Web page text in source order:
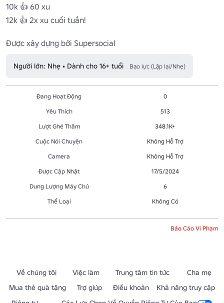
10k 👍 60 xu
12k 👍 2x xu cuối tuần!
Được xây dựng bởi Supersocial
Người lớn: Nhẹ • Dành cho 16+ tuổi Bạo lực (Lặp lại/Nhẹ)
Đang Hoạt Động
0
Yêu Thích
513
Lượt Ghé Thăm
348.1K+
Cuộc Nói Chuyện
Không Hỗ Trợ
Camera
Không Hỗ Trợ
Được Cập Nhật
17/5/2024
Dung Lượng Máy Chủ
6
Thể Loại
Không Có
Báo Cáo Vi Phạm
Về chúng tôi Việc làm Trung tâm tin tức
Cha mẹ
Mua thẻ quà tặng
Trợ giúp Điều khoản
Khả năng truy cập